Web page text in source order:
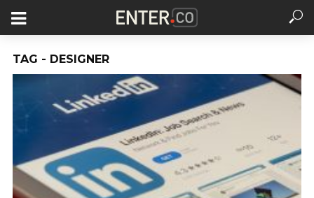
TAG - DESIGNER